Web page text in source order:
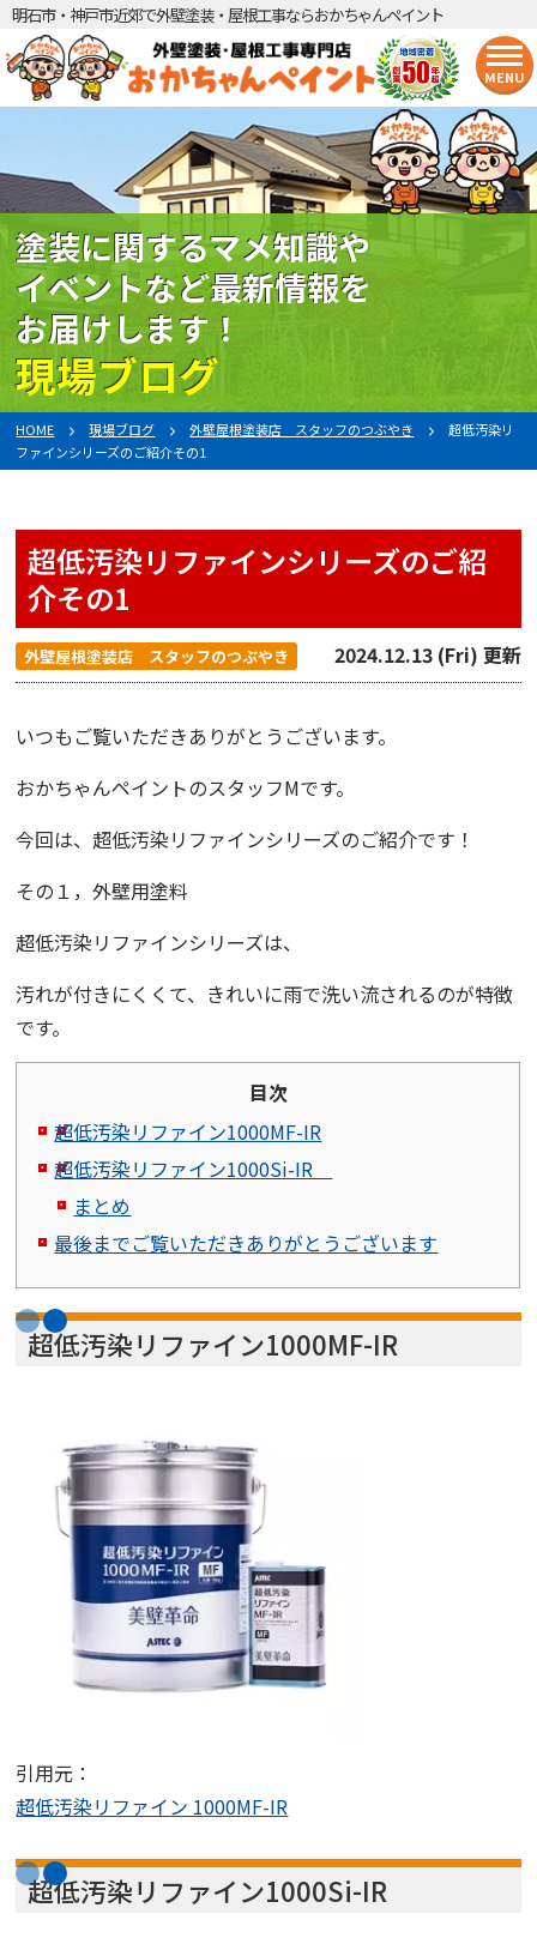
明石市・神戸市近郊で外壁塗装・屋根工事ならおかちゃんペイント
MENU
塗装に関するマメ知識や
イベントなど最新情報を
お届けします！
現場ブログ
HOME 現場ブログ 外壁屋根塗装店 スタッフのつぶやき
超低汚染リ
ファインシリーズのご紹介その1
超低汚染リファインシリーズのご紹
介その1
外壁屋根塗装店 スタッフのつぶやき 2024.12.13 (Fri) 更新
いつもご覧いただきありがとうございます。
おかちゃんペイントのスタッフMです。
今回は、超低汚染リファインシリーズのご紹介です！
その１，外壁用塗料
超低汚染リファインシリーズは、
汚れが付きにくくて、きれいに雨で洗い流されるのが特徴
です。
目次
超低汚染リファイン1000MF-IR
超低汚染リファイン1000Si-IR
まとめ
最後までご覧いただきありがとうございます
超低汚染リファイン1000MF-IR
引用元：
超低汚染リファイン 1000MF-IR
超低汚染リファイン1000Si-IR